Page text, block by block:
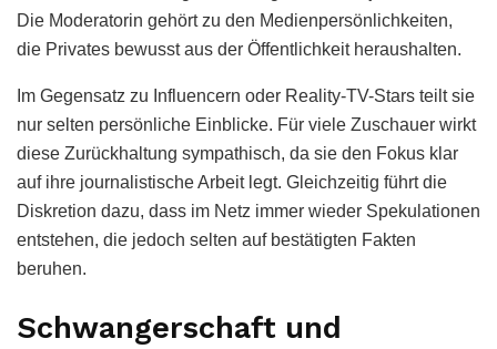
Die Moderatorin gehört zu den Medienpersönlichkeiten,
die Privates bewusst aus der Öffentlichkeit heraushalten.
Im Gegensatz zu Influencern oder Reality-TV-Stars teilt sie
nur selten persönliche Einblicke. Für viele Zuschauer wirkt
diese Zurückhaltung sympathisch, da sie den Fokus klar
auf ihre journalistische Arbeit legt. Gleichzeitig führt die
Diskretion dazu, dass im Netz immer wieder Spekulationen
entstehen, die jedoch selten auf bestätigten Fakten
beruhen.
Schwangerschaft und